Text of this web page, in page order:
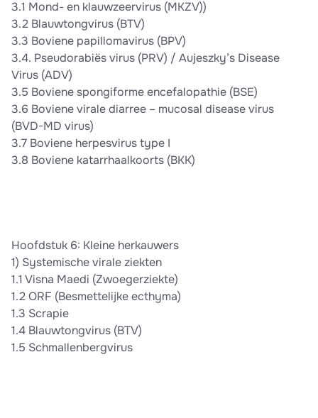
3.1 Mond- en klauwzeervirus (MKZV))
3.2 Blauwtongvirus (BTV)
3.3 Boviene papillomavirus (BPV)
3.4. Pseudorabiës virus (PRV) / Aujeszky’s Disease
Virus (ADV)
3.5 Boviene spongiforme encefalopathie (BSE)
3.6 Boviene virale diarree – mucosal disease virus
(BVD-MD virus)
3.7 Boviene herpesvirus type I
3.8 Boviene katarrhaalkoorts (BKK)
Hoofdstuk 6: Kleine herkauwers
1) Systemische virale ziekten
1.1 Visna Maedi (Zwoegerziekte)
1.2 ORF (Besmettelijke ecthyma)
1.3 Scrapie
1.4 Blauwtongvirus (BTV)
1.5 Schmallenbergvirus